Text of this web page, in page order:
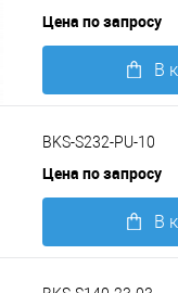
Цена по запросу
В
BKS-S232-PU-10
Цена по запросу
В